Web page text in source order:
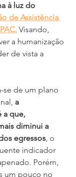
à luz do
de Assistência
Visando,
a humanização
de vista a
se de um plano
a
a que,
diminui a
egressos, o
indicador
Porém,
um pouco no